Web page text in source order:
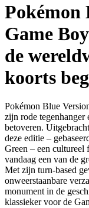
Pokémon
Game
de
koorts
Pokémon Blue
zijn rode tegenhanger
betoveren.
deze editie –
Green – een cultureel
vandaag een van de
Met zijn turn-based
onweerstaanbare
monument in de
klassieker voor de